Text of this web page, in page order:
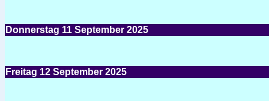
Donnerstag 11 September 2025
Freitag 12 September 2025